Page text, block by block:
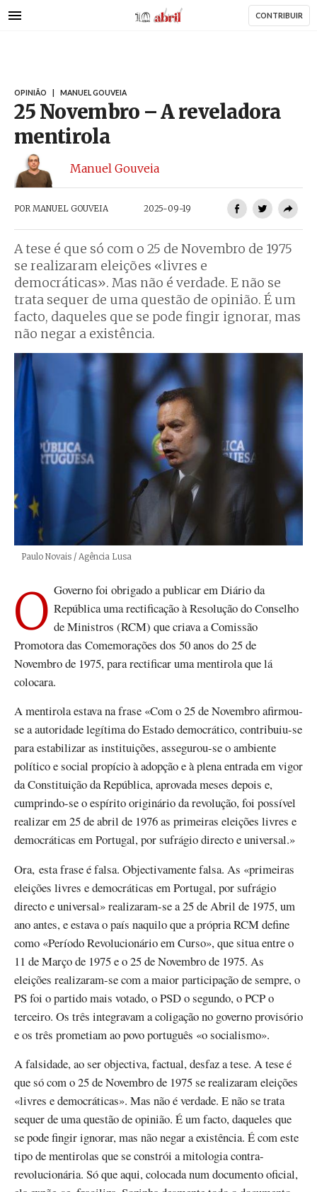
para
AbrilAbril CONTRIBUIR
OPINIÃO MANUEL GOUVEIA
25 Novembro – A reveladora
mentirola
Manuel Gouveia
POR MANUEL GOUVEIA 2025-09-19
A tese é que só com o 25 de Novembro de 1975
se realizaram eleições «livres e
democráticas». Mas não é verdade. E não se
trata sequer de uma questão de opinião. É um
facto, daqueles que se pode fingir ignorar, mas
não negar a existência.
Créditos
Paulo Novais / Agência Lusa
O Governo foi obrigado a publicar em Diário da República uma rectificação à Resolução do Conselho
de Ministros (RCM) que criava a Comissão
Promotora das Comemorações dos 50 anos do 25 de
Novembro de 1975, para rectificar uma mentirola que lá
colocara.
A mentirola estava na frase «Com o 25 de Novembro afirmou-
se a autoridade legítima do Estado democrático, contribuiu-se
para estabilizar as instituições, assegurou-se o ambiente
político e social propício à adopção e à plena entrada em vigor
da Constituição da República, aprovada meses depois e,
cumprindo-se o espírito originário da revolução, foi possível
realizar em 25 de abril de 1976 as primeiras eleições livres e
democráticas em Portugal, por sufrágio directo e universal.»
Ora, esta frase é falsa. Objectivamente falsa. As «primeiras
eleições livres e democráticas em Portugal, por sufrágio
directo e universal» realizaram-se a 25 de Abril de 1975, um
ano antes, e estava o país naquilo que a própria RCM define
como «Período Revolucionário em Curso», que situa entre o
11 de Março de 1975 e o 25 de Novembro de 1975. As
eleições realizaram-se com a maior participação de sempre, o
PS foi o partido mais votado, o PSD o segundo, o PCP o
terceiro. Os três integravam a coligação no governo provisório
e os três prometiam ao povo português «o socialismo».
A falsidade, ao ser objectiva, factual, desfaz a tese. A tese é
que só com o 25 de Novembro de 1975 se realizaram eleições
«livres e democráticas». Mas não é verdade. E não se trata
sequer de uma questão de opinião. É um facto, daqueles que
se pode fingir ignorar, mas não negar a existência. É com este
tipo de mentirolas que se constrói a mitologia contra-
revolucionária. Só que aqui, colocada num documento oficial,